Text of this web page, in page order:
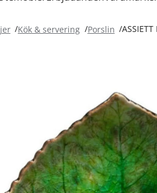
Kök & servering Porslin